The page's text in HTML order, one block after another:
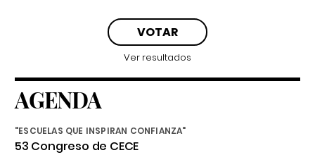
Ver resultados
AGENDA
"ESCUELAS QUE INSPIRAN CONFIANZA"
53 Congreso de CECE